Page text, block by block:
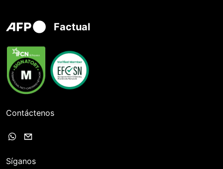
Factual
Contáctenos
Síganos